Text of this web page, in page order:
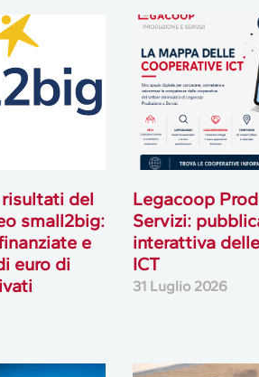
del
small2big:
e
euro di
Legacoop
Servizi:
interattiva
ICT
31 Luglio 2026